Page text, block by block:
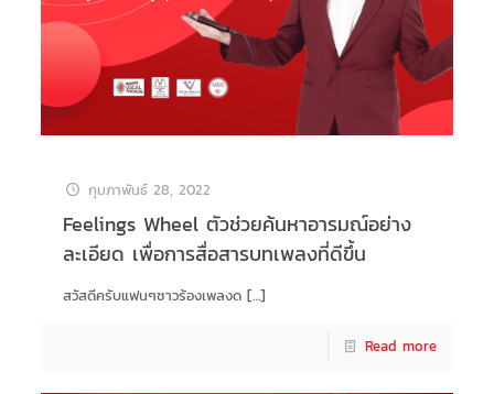
กุมภาพันธ์ 28, 2022
Feelings Wheel ตัวช่วยค้นหาอารมณ์อย่าง
ละเอียด เพื่อการสื่อสารบทเพลงที่ดีขึ้น
สวัสดีครับแฟนๆชาวร้องเพลงด[…]
Read more